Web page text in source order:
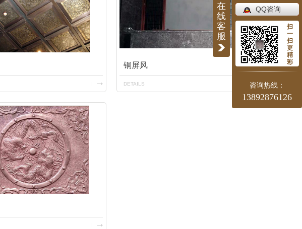
铜屏风
DETAILS
在
线
客
服
QQ咨询
扫
一
扫
更
精
彩
咨询热线：
13892876126